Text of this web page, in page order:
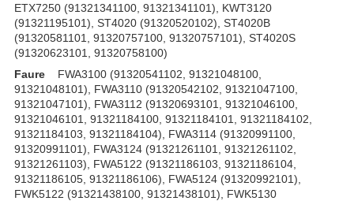
ETX7250 (91321341100, 91321341101), KWT3120
(91321195101), ST4020 (91320520102), ST4020B
(91320581101, 91320757100, 91320757101), ST4020S
(91320623101, 91320758100)
Faure FWA3100 (91320541102, 91321048100,
91321048101), FWA3110 (91320542102, 91321047100,
91321047101), FWA3112 (91320693101, 91321046100,
91321046101, 91321184100, 91321184101, 91321184102,
91321184103, 91321184104), FWA3114 (91320991100,
91320991101), FWA3124 (91321261101, 91321261102,
91321261103), FWA5122 (91321186103, 91321186104,
91321186105, 91321186106), FWA5124 (91320992101),
FWK5122 (91321438100, 91321438101), FWK5130